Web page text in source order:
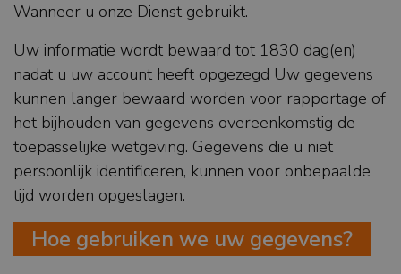
Wanneer u onze Dienst gebruikt.
Uw informatie wordt bewaard tot 1830 dag(en)
nadat u uw account heeft opgezegd Uw gegevens
kunnen langer bewaard worden voor rapportage of
het bijhouden van gegevens overeenkomstig de
toepasselijke wetgeving. Gegevens die u niet
persoonlijk identificeren, kunnen voor onbepaalde
tijd worden opgeslagen.
Hoe gebruiken we uw gegevens?